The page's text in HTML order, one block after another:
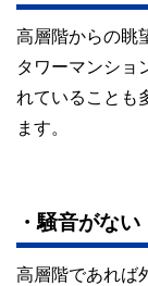
高層階からの眺
タワーマンショ
れていることも
ます。
・騒音がない
高層階であれば